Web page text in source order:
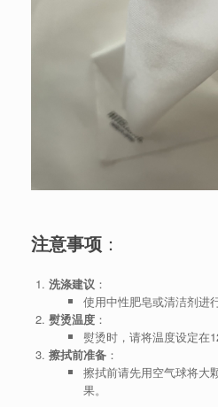
注意事项 ：
洗涤建议 ：
使用中性肥皂或清洁剂进行
熨烫温度：
熨烫时，请将温度设定在
擦拭前准备：
擦拭前请先用空气球将大
果。